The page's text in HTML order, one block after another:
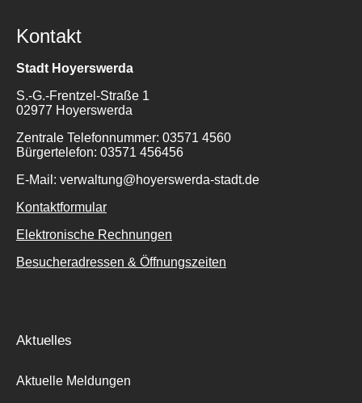
Suche
Kontakt
Stadt Hoyerswerda
S.-G.-Frentzel-Straße 1
02977 Hoyerswerda
Zentrale Telefonnummer: 03571 4560
Bürgertelefon: 03571 456456
E-Mail: verwaltung@hoyerswerda-stadt.de
Kontaktformular
Elektronische Rechnungen
Besucheradressen & Öffnungszeiten
Aktuelles
Aktuelle Meldungen